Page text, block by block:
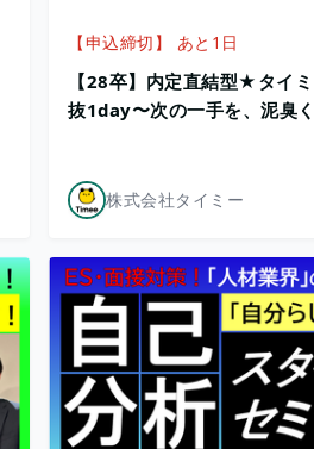
【申込締切】 あと1日
【28卒】内定直結型★タイ
抜1day〜次の一手を、泥臭く
株式会社タイミー